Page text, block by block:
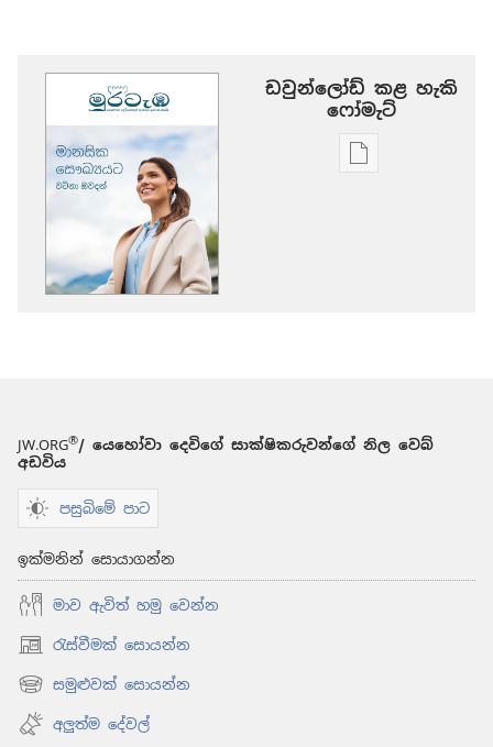
ඩවුන්ලෝඩ් කළ හැකි
‍‍ෆෝමැට්
ප්‍රකාශන
JW.ORG®/ යෙහෝවා දෙවිගේ සාක්ෂිකරුවන්ගේ නිල වෙබ්
අඩවිය
පසුබිමේ පාට
ඉක්මනින් සොයාගන්න
මාව ඇවිත් හමු වෙන්න
රැස්වීමක් සොයන්න
(opens
new
window)
සමුළුවක් සොයන්න
(opens
new
window)
අලුත්ම දේවල්